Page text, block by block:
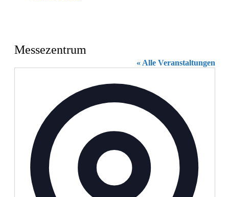
Messezentrum
« Alle Veranstaltungen